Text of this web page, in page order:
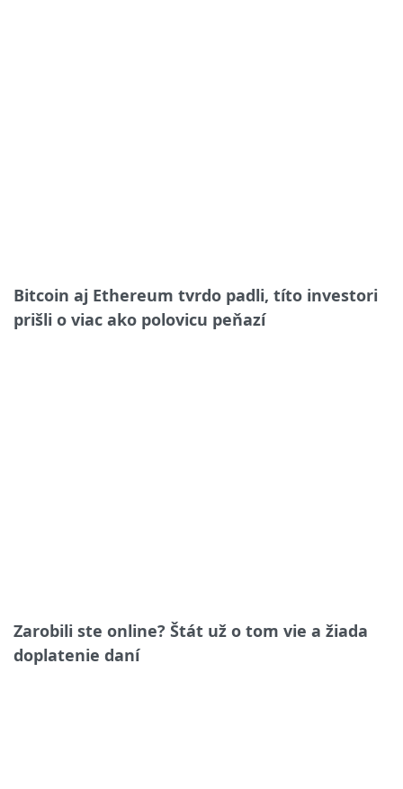
Bitcoin aj Ethereum tvrdo padli, títo investori
prišli o viac ako polovicu peňazí
Zarobili ste online? Štát už o tom vie a žiada
doplatenie daní